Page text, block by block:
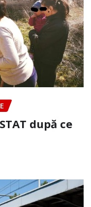
după ce